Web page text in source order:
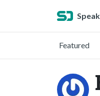
Featured